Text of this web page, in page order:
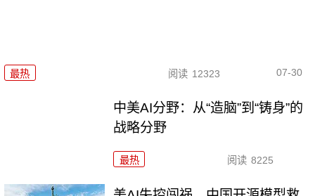
最热 阅读 12323 07-30
中美AI分野：从“造脑”到“铸身”的
战略分野
最热 阅读 8225